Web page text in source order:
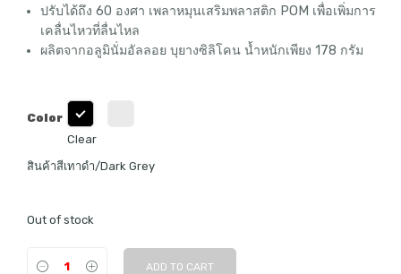
ปรับได้ถึง 60 องศา เพลาหมุนเสริมพลาสติก POM เพื่อเพิ่มการ
เคลื่นไหวที่ลื่นไหล
ผลิตจากอลูมินั่มอัลลอย บุยางซิลิโคน น้ำหนักเพียง 178 กรัม
Color
Clear
สินค้าสีเทาดำ/Dark Grey
Out of stock
ADD TO CART